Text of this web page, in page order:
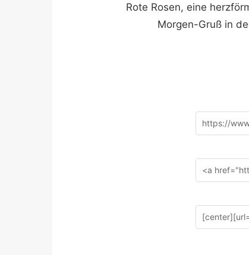
Rote Rosen, eine
Morgen-Gruß in